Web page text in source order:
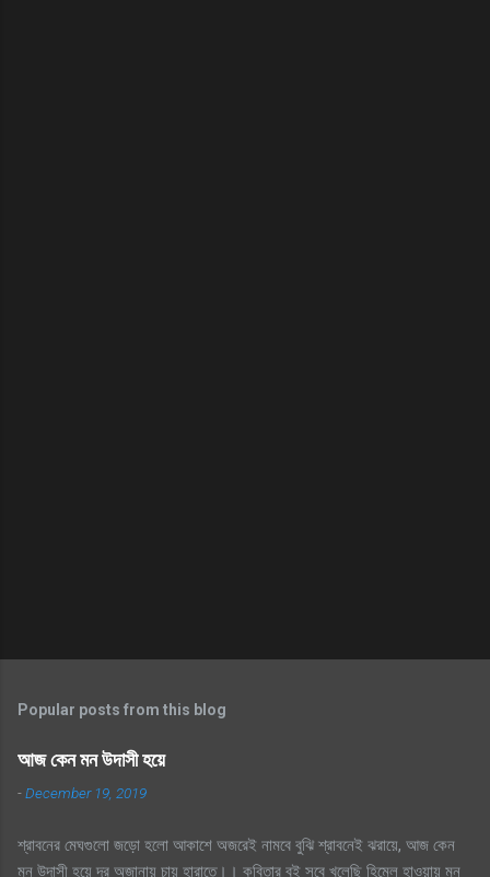
Popular posts from this blog
আজ কেন মন উদাসী হয়ে
-December 19, 2019
শ্রাবনের মেঘগুলো জড়ো হলো আকাশে অজরেই নামবে বুঝি শ্রাবনেই ঝরায়ে, আজ কেন
মন উদাসী হয়ে দূর অজানায় চায় হারাতে।। কবিতার বই সবে খুলেছি হিমেল হাওয়ায় মন